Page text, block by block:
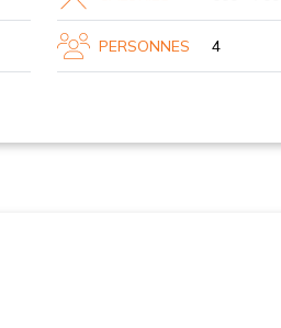
PERSONNES 4